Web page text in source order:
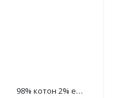
98% котон 2% еластан